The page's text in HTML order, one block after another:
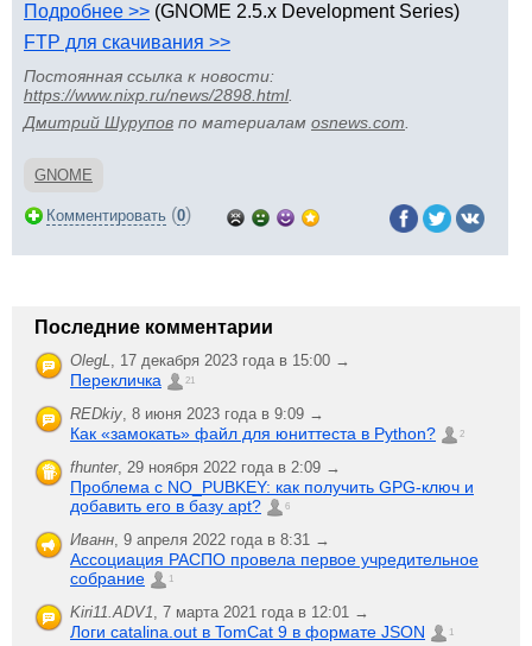
Подробнее >> (GNOME 2.5.x Development Series)
FTP для скачивания >>
Постоянная ссылка к новости:
https://www.nixp.ru/news/2898.html.
Дмитрий Шурупов по материалам osnews.com
GNOME
Комментировать (0)
Последние комментарии
OlegL, 17 декабря 2023 года в 15:00 →
Перекличка 21
REDkiy, 8 июня 2023 года в 9:09 →
Как «замокать» файл для юниттеста в Python? 2
fhunter, 29 ноября 2022 года в 2:09 →
Проблема с NO_PUBKEY: как получить GPG-ключ и
добавить его в базу apt?
6
Иванн, 9 апреля 2022 года в 8:31 →
Ассоциация РАСПО провела первое учредительное
собрание
1
Kiri11.ADV1, 7 марта 2021 года в 12:01 →
Логи catalina.out в TomCat 9 в формате JSON 1